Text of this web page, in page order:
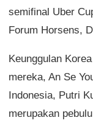
semifinal Uber
Forum Horsens,
Keunggulan
mereka, An Se
Indonesia, Putri
merupakan